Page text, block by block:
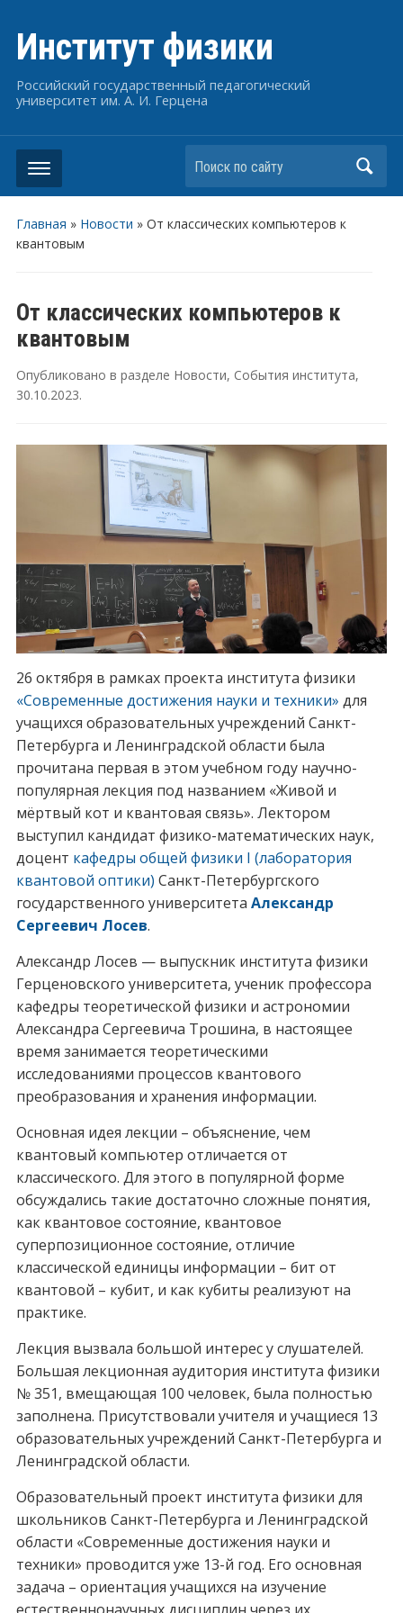
Институт физики
Российский государственный педагогический
университет им. А. И. Герцена
Поиск по сайту
Главная » Новости » От классических компьютеров к
квантовым
От классических компьютеров к
квантовым
Опубликовано в разделе Новости, События института,
30.10.2023.
26 октября в рамках проекта института физики
«Современные достижения науки и техники» для
учащихся образовательных учреждений Санкт-
Петербурга и Ленинградской области была
прочитана первая в этом учебном году научно-
популярная лекция под названием «Живой и
мёртвый кот и квантовая связь». Лектором
выступил кандидат физико-математических наук,
доцент кафедры общей физики I (лаборатория
квантовой оптики) Санкт-Петербургского
государственного университета Александр
Сергеевич Лосев.
Александр Лосев — выпускник института физики
Герценовского университета, ученик профессора
кафедры теоретической физики и астрономии
Александра Сергеевича Трошина, в настоящее
время занимается теоретическими
исследованиями процессов квантового
преобразования и хранения информации.
Основная идея лекции – объяснение, чем
квантовый компьютер отличается от
классического. Для этого в популярной форме
обсуждались такие достаточно сложные понятия,
как квантовое состояние, квантовое
суперпозиционное состояние, отличие
классической единицы информации – бит от
квантовой – кубит, и как кубиты реализуют на
практике.
Лекция вызвала большой интерес у слушателей.
Большая лекционная аудитория института физики
№ 351, вмещающая 100 человек, была полностью
заполнена. Присутствовали учителя и учащиеся 13
образовательных учреждений Санкт-Петербурга и
Ленинградской области.
Образовательный проект института физики для
школьников Санкт-Петербурга и Ленинградской
области «Современные достижения науки и
техники» проводится уже 13-й год. Его основная
задача – ориентация учащихся на изучение